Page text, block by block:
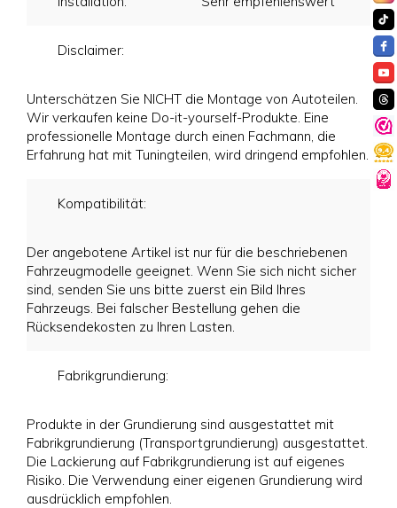
Disclaimer:
Unterschätzen Sie NICHT die Montage von Autoteilen.
Wir verkaufen keine Do-it-yourself-Produkte. Eine
professionelle Montage durch einen Fachmann, die
Erfahrung hat mit Tuningteilen, wird dringend empfohlen.
Kompatibilität:
Der angebotene Artikel ist nur für die beschriebenen
Fahrzeugmodelle geeignet. Wenn Sie sich nicht sicher
sind, senden Sie uns bitte zuerst ein Bild Ihres
Fahrzeugs. Bei falscher Bestellung gehen die
Rücksendekosten zu Ihren Lasten.
Fabrikgrundierung:
Produkte in der Grundierung sind ausgestattet mit
Fabrikgrundierung (Transportgrundierung) ausgestattet.
Die Lackierung auf Fabrikgrundierung ist auf eigenes
Risiko. Die Verwendung einer eigenen Grundierung wird
ausdrücklich empfohlen.